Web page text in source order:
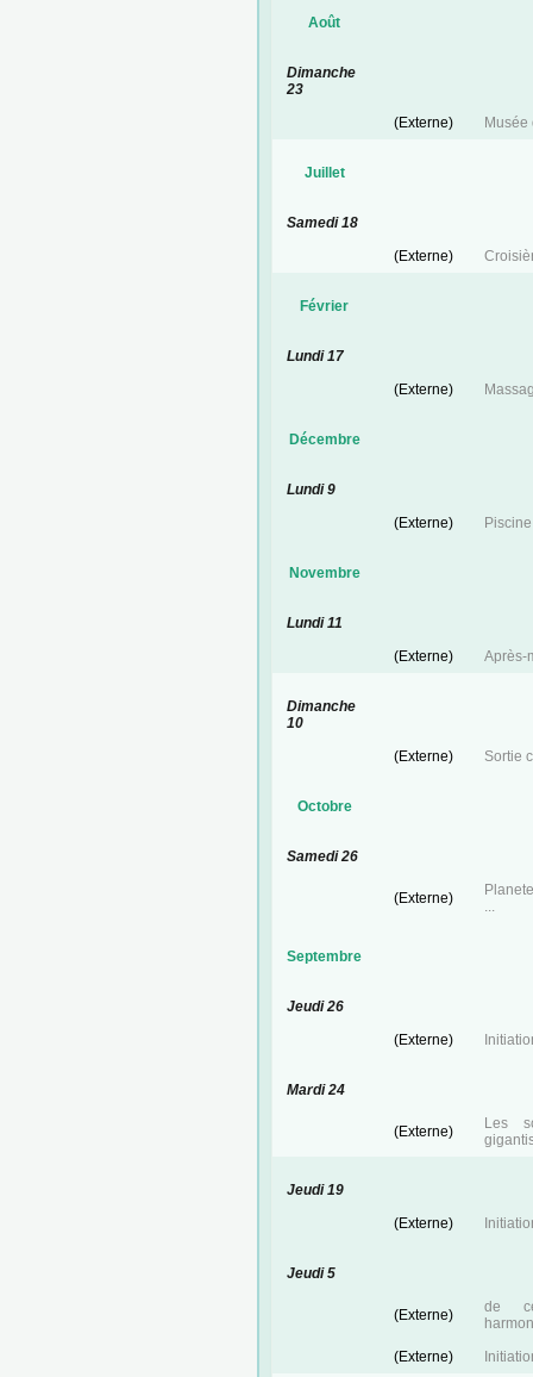
Août
Dimanche
23
(Externe)
Musée
Juillet
Samedi 18
(Externe)
Février
Lundi 17
(Externe)
Décembre
Lundi 9
(Externe)
Novembre
Lundi 11
(Externe)
Après-
Dimanche
10
(Externe)
Sortie
Octobre
Samedi 26
(Externe)
...
Septembre
Jeudi 26
(Externe)
Mardi 24
(Externe)
Les
Jeudi 19
(Externe)
Jeudi 5
(Externe)
de
(Externe)